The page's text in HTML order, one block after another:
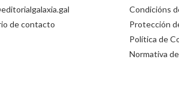
de contacto
Condicións
Protección
Política de
Normativa